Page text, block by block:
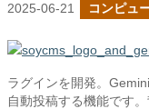
2025-06-21 コンピュ
ラグインを開発。
自動投稿する機能です